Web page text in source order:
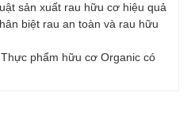
sản xuất rau hữu cơ hiệu quả
biệt rau an toàn và rau hữu
phẩm hữu cơ Organic có